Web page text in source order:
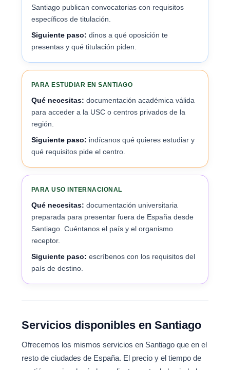
Santiago publican convocatorias con requisitos
específicos de titulación.
Siguiente paso: dinos a qué oposición te
presentas y qué titulación piden.
PARA ESTUDIAR EN SANTIAGO
Qué necesitas: documentación académica válida
para acceder a la USC o centros privados de la
región.
Siguiente paso: indícanos qué quieres estudiar y
qué requisitos pide el centro.
PARA USO INTERNACIONAL
Qué necesitas: documentación universitaria
preparada para presentar fuera de España desde
Santiago. Cuéntanos el país y el organismo
receptor.
Siguiente paso: escríbenos con los requisitos del
país de destino.
Servicios disponibles en Santiago
Ofrecemos los mismos servicios en Santiago que en el
resto de ciudades de España. El precio y el tiempo de